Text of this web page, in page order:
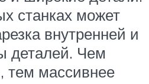
станках может
внутренней и
деталей. Чем
тем массивнее